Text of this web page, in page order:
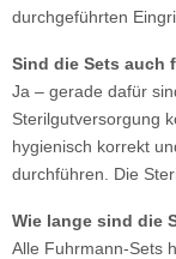
durchgeführten
Sind die Sets auch
Ja – gerade dafür
Sterilgutversorgung
hygienisch korrekt
durchführen. Die
Wie lange sind die
Alle Fuhrmann-Sets